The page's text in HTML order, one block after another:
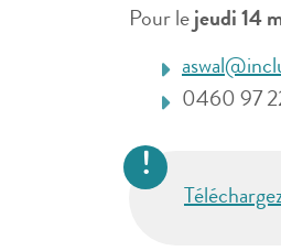
Pour le jeudi 14
0460 97